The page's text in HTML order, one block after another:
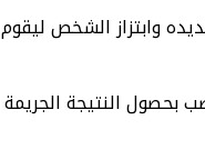
وابتزاز الشخص ليقوم
بحصول النتيجة الجريمة